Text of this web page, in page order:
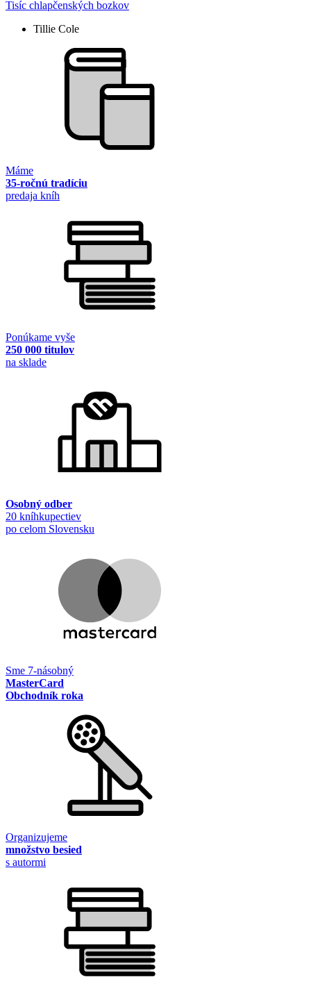
Tisíc chlapčenských bozkov
Tillie Cole
Máme
35-ročnú tradíciu
predaja kníh
Ponúkame vyše
250 000 titulov
na sklade
Osobný odber
20 kníhkupectiev
po celom Slovensku
Sme 7-násobný
MasterCard
Obchodník roka
Organizujeme
množstvo besied
s autormi